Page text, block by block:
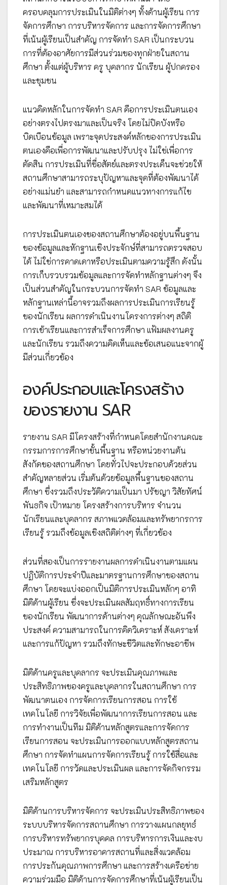
ครอบคลุมการประเมินในมิติต่างๆ ทั้งด้านผู้เรียน การ
จัดการศึกษา การบริหารจัดการ และการจัดการศึกษา
ที่เน้นผู้เรียนเป็นสำคัญ การจัดทำ SAR เป็นกระบวน
การที่ต้องอาศัยการมีส่วนร่วมของทุกฝ่ายในสถาน
ศึกษา ตั้งแต่ผู้บริหาร ครู บุคลากร นักเรียน ผู้ปกครอง
และชุมชน
แนวคิดหลักในการจัดทำ SAR คือการประเมินตนเอง
อย่างตรงไปตรงมาและเป็นจริง โดยไม่ปิดบังหรือ
บิดเบือนข้อมูล เพราะจุดประสงค์หลักของการประเมิน
ตนเองคือเพื่อการพัฒนาและปรับปรุง ไม่ใช่เพื่อการ
ตัดสิน การประเมินที่ซื่อสัตย์และตรงประเด็นจะช่วยให้
สถานศึกษาสามารถระบุปัญหาและจุดที่ต้องพัฒนาได้
อย่างแม่นยำ และสามารถกำหนดแนวทางการแก้ไข
และพัฒนาที่เหมาะสมได้
การประเมินตนเองของสถานศึกษาต้องอยู่บนพื้นฐาน
ของข้อมูลและหักฐานเชิงประจักษ์ที่สามารถตรวจสอบ
ได้ ไม่ใช่การคาดเดาหรือประเมินตามความรู้สึก ดังนั้น
การเก็บรวบรวมข้อมูลและการจัดทำหลักฐานต่างๆ จึง
เป็นส่วนสำคัญในกระบวนการจัดทำ SAR ข้อมูลและ
หลักฐานเหล่านี้อาจรวมถึงผลการประเมินการเรียนรู้
ของนักเรียน ผลการดำเนินงานโครงการต่างๆ สถิติ
การเข้าเรียนและการสำเร็จการศึกษา แฟ้มผลงานครู
และนักเรียน รวมถึงความคิดเห็นและข้อเสนอแนะจากผู้
มีส่วนเกี่ยวข้อง
องค์ประกอบและโครงสร้าง
ของรายงาน SAR
รายงาน SAR มีโครงสร้างที่กำหนดโดยสำนักงานคณะ
กรรมการการศึกษาขั้นพื้นฐาน หรือหน่วยงานต้น
สังกัดของสถานศึกษา โดยทั่วไปจะประกอบด้วยส่วน
สำคัญหลายส่วน เริ่มต้นด้วยข้อมูลพื้นฐานของสถาน
ศึกษา ซึ่งรวมถึงประวัติความเป็นมา ปรัชญา วิสัยทัศน์
พันธกิจ เป้าหมาย โครงสร้างการบริหาร จำนวน
นักเรียนและบุคลากร สภาพแวดล้อมและทรัพยากรการ
เรียนรู้ รวมถึงข้อมูลเชิงสถิติต่างๆ ที่เกี่ยวข้อง
ส่วนที่สองเป็นการรายงานผลการดำเนินงานตามแผน
ปฏิบัติการประจำปีและมาตรฐานการศึกษาของสถาน
ศึกษา โดยจะแบ่งออกเป็นมิติการประเมินหลักๆ อาทิ
มิติด้านผู้เรียน ซึ่งจะประเมินผลสัมฤทธิ์ทางการเรียน
ของนักเรียน พัฒนาการด้านต่างๆ คุณลักษณะอันพึง
ประสงค์ ความสามารถในการคิดวิเคราะห์ สังเคราะห์
และการแก้ปัญหา รวมถึงทักษะชีวิตและทักษะอาชีพ
มิติด้านครูและบุคลากร จะประเมินคุณภาพและ
ประสิทธิภาพของครูและบุคลากรในสถานศึกษา การ
พัฒนาตนเอง การจัดการเรียนการสอน การใช้
เทคโนโลยี การวิจัยเพื่อพัฒนาการเรียนการสอน และ
การทำงานเป็นทีม มิติด้านหลักสูตรและการจัดการ
เรียนการสอน จะประเมินการออกแบบหลักสูตรสถาน
ศึกษา การจัดทำแผนการจัดการเรียนรู้ การใช้สื่อและ
เทคโนโลยี การวัดและประเมินผล และการจัดกิจกรรม
เสริมหลักสูตร
มิติด้านการบริหารจัดการ จะประเมินประสิทธิภาพของ
ระบบบริหารจัดการสถานศึกษา การวางแผนกลยุทธ์
การบริหารทรัพยากรบุคคล การบริหารการเงินและงบ
ประมาณ การบริหารอาคารสถานที่และสิ่งแวดล้อม
การประกันคุณภาพการศึกษา และการสร้างเครือข่าย
ความร่วมมือ มิติด้านการจัดการศึกษาที่เน้นผู้เรียนเป็น